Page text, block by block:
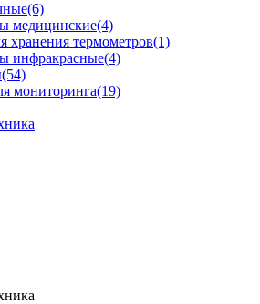
(6)
медицинские(4)
хранения термометров(1)
инфракрасные(4)
(54)
мониторинга(19)